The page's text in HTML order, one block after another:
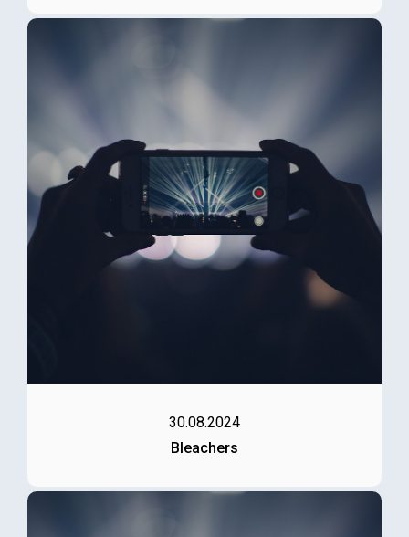
30.08.2024
Bleachers